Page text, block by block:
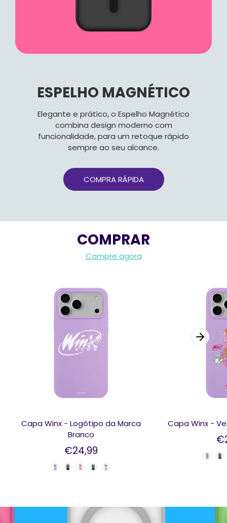
ESPELHO MAGNÉTICO
Elegante e prático, o Espelho Magnético
combina design moderno com
funcionalidade, para um retoque rápido
sempre ao seu alcance.
COMPRA RÁPIDA
COMPRAR
Compre agora
Capa Winx - Logótipo da Marca
Branco
€24,99
Color Case
Capa Winx -